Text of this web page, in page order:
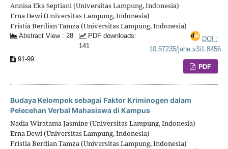
Annisa Eka Septiani (Universitas Lampung, Indonesia)
Erna Dewi (Universitas Lampung, Indonesia)
Fristia Berdian Tamza (Universitas Lampung, Indonesia)
Abstract View : 28
PDF downloads:
141
DOI :
10.57235/jahe.v3i1.8456
91-99
PDF
Budaya Kelompok sebagai Faktor Kriminogen dalam
Pelecehan Verbal Mahasiswa di Kampus
Nadia Wiratama Jasmine (Universitas Lampung, Indonesia)
Erna Dewi (Universitas Lampung, Indonesia)
Fristia Berdian Tamza (Universitas Lampung, Indonesia)